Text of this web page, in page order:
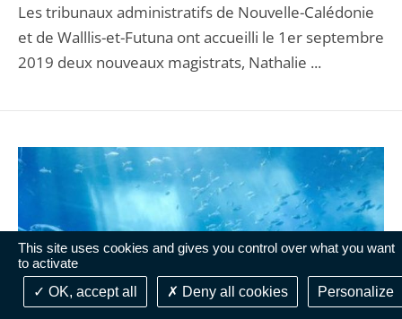
This site uses cookies and gives you control over what you want
to activate
OK, accept all
Deny all cookies Personalize
Les tribunaux administratifs de Nouvelle-Calédonie
et de Walllis-et-Futuna ont accueilli le 1er septembre
2019 deux nouveaux magistrats, Nathalie ...